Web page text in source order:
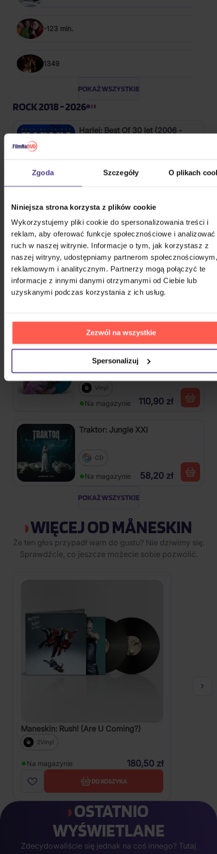
Zgoda Szczegóły O plikach
Niniejsza strona korzysta z plików cookie
Wykorzystujemy pliki cookie do spersonalizowania treści i
reklam, aby oferować funkcje społecznościowe i analizować
ruch w naszej witrynie. Informacje o tym, jak korzystasz z
naszej witryny, udostępniamy partnerom społecznościowym,
reklamowym i analitycznym. Partnerzy mogą połączyć te
informacje z innymi danymi otrzymanymi od Ciebie lub
uzyskanymi podczas korzystania z ich usług.
Zezwól na wszystkie
Spersonalizuj
-123 min.
1349
POKAŻ WSZYSTKIE
ROCK 2018 - 2026
Harlej: Best Of 30 let (2006 -
Na magazynie 54,40 zł
Kabát: Original Albums Vol.3
4CD
Na magazynie 82,60 zł
Mišík Vladimír: Vteřiny, měsíce a
roky
Na magazynie
Blue Vinyl)
Vinyl
Na magazynie 110,90 zł
Traktor: Jungle XXI
CD
Na magazynie 58,20 zł
POKAŻ WSZYSTKIE
WIĘCEJ OD MÅNESKIN
Że ten głos przypadł wam do gustu? Nie dziwimy się.
Sprawdźcie, co jeszcze możecie sobie pozwolić.
Maneskin: Rush! (Are U Coming?)
2Vinyl
Na magazynie 180,50 zł
DO KOSZYKA
OSTATNIO
WYŚWIETLANE
Zdecydowaliście się jednak na coś innego? Tutaj